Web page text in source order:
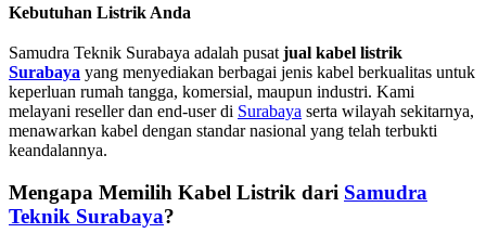
Kebutuhan Listrik Anda
Samudra Teknik Surabaya adalah pusatjual kabel listrik
Surabaya yang menyediakan berbagai jenis kabel berkualitas untuk
keperluan rumah tangga, komersial, maupun industri. Kami
melayani reseller dan end-user di Surabaya serta wilayah sekitarnya,
menawarkan kabel dengan standar nasional yang telah terbukti
keandalannya.
Mengapa Memilih Kabel Listrik dari Samudra
Teknik Surabaya?